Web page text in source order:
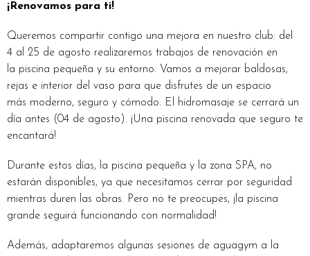
¡Renovamos para ti!
Queremos compartir contigo una mejora en nuestro club: del
4 al 25 de agosto realizaremos trabajos de renovación en
la piscina pequeña y su entorno. Vamos a mejorar baldosas,
rejas e interior del vaso para que disfrutes de un espacio
más moderno, seguro y cómodo. El hidromasaje se cerrará un
día antes (04 de agosto). ¡Una piscina renovada que seguro te
encantará!
Durante estos días, la piscina pequeña y la zona SPA, no
estarán disponibles, ya que necesitamos cerrar por seguridad
mientras duren las obras. Pero no te preocupes, ¡la piscina
grande seguirá funcionando con normalidad!
Además, adaptaremos algunas sesiones de aguagym a la